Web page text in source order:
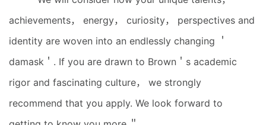
achievements， energy， curiosity， perspectives and
identity are woven into an endlessly changing ＇
damask＇. If you are drawn to Brown＇s academic
rigor and fascinating culture， we strongly
recommend that you apply. We look forward to